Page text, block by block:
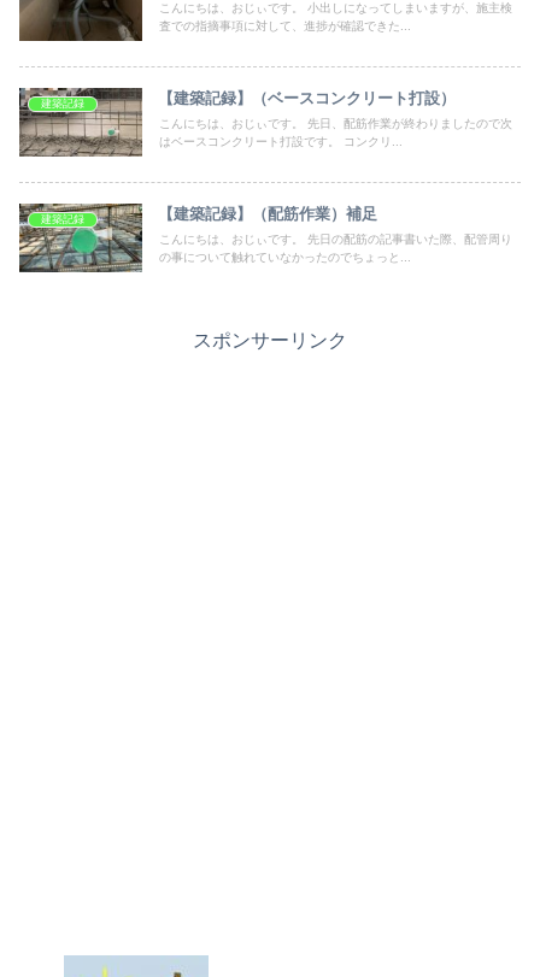
こんにちは、おじぃです。 小出しになってしまいますが、施主検
査での指摘事項に対して、進捗が確認できた...
建築記録 【建築記録】（ベースコンクリート打設）
こんにちは、おじぃです。 先日、配筋作業が終わりましたので次
はベースコンクリート打設です。 コンクリ...
建築記録 【建築記録】（配筋作業）補足
こんにちは、おじぃです。 先日の配筋の記事書いた際、配管周り
の事について触れていなかったのでちょっと...
スポンサーリンク